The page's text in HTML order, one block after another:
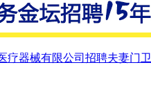
疗器械有限公司招聘夫妻门卫